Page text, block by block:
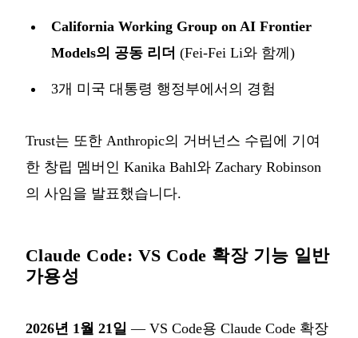
California Working Group on AI Frontier
Models의 공동 리더 (Fei-Fei Li와 함께)
3개 미국 대통령 행정부에서의 경험
Trust는 또한 Anthropic의 거버넌스 수립에 기여
한 창립 멤버인 Kanika Bahl와 Zachary Robinson
의 사임을 발표했습니다.
Claude Code: VS Code 확장 기능 일반
가용성
2026년 1월 21일 — VS Code용 Claude Code 확장